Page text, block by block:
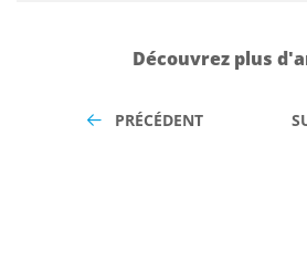
Découvrez plus
PRÉCÉDENT